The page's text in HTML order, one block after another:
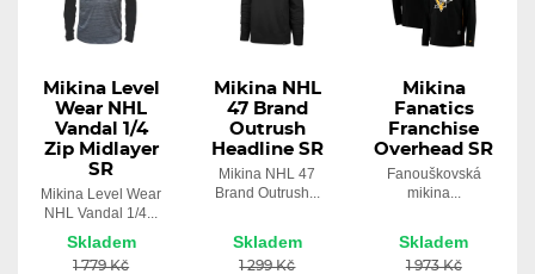
Mikina Level
Wear NHL
Vandal 1/4
Zip Midlayer
SR
Mikina Level Wear
NHL Vandal 1/4...
Skladem
1 779 Kč
Mikina NHL
47 Brand
Outrush
Headline SR
Mikina NHL 47
Brand Outrush...
Skladem
1 299 Kč
Mikina
Fanatics
Franchise
Overhead SR
Fanouškovská
mikina...
Skladem
1 973 Kč